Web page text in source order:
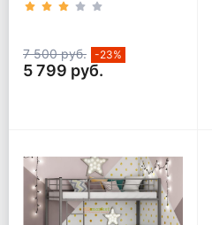
7 500 руб. -23%
5 799 руб.